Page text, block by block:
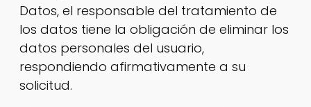
Datos, el responsable del tratamiento de
los datos tiene la obligación de eliminar los
datos personales del usuario,
respondiendo afirmativamente a su
solicitud.